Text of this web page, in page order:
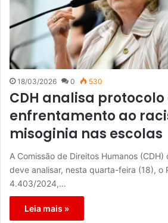
18/03/2026 0 530
CDH analisa protocolo
enfrentamento ao
misoginia nas escolas
A Comissão de Direitos Humanos (CDH)
deve analisar, nesta quarta-feira (18), o
4.403/2024,…
Leia mais »